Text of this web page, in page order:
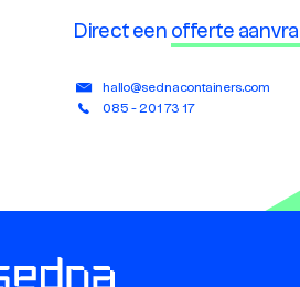
Direct een offerte
hallo@sednacontainers.com
085 - 201 73 17